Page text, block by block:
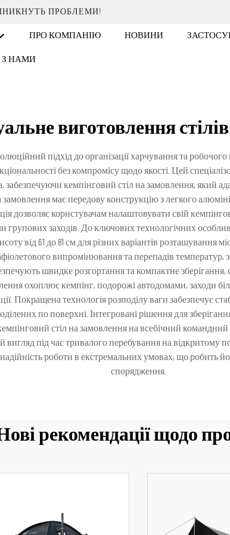
ПРОБЛЕМИ!
ПРО КОМПАНІЮ НОВИНИ
З НАМИ
виготовлення
підхід до організації харчування та
без компромісу щодо якості. Цей
кемпінговий стіл на замовлення, який
має передову конструкцію з легкого
дозволяє користувачам налаштовувати свій
групових заходів. До ключових технологічних
від 61 до 81 см для різних варіантів розташування
випромінювання та перепадів
швидке розгортання та компактне
охоплює кемпінг, подорожі автодомами, заходи
Покращена технологія розподілу ваги забезпечує
по поверхні. Інтегровані рішення для
стіл на замовлення на всебічний
вигляд під час тривалого перебування на
роботи в екстремальних умовах, що робить
спорядження.
рекомендації щодо